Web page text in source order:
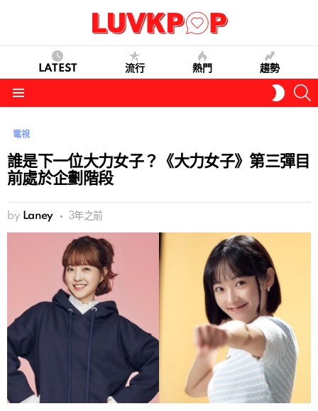
LATEST 流行 熱門 趨勢
SKIN
電視
誰是下一位大力女子？《大力女子》第三彈目
前處於企劃階段
by Laney 3年之前